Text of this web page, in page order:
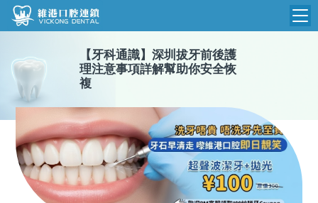
維港首頁
品牌介紹
環境設備
醫院新聞
收費標準
N
收費總表
植牙收費
醫生團隊
【 牙科通識】 深圳拔牙前後護
理注意事項詳解幫助你安全恢
複